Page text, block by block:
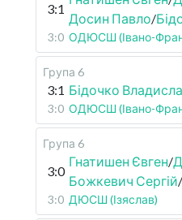
3:1
Досин Павло/
3:0 ОДЮСШ (Івано-
Група 6
3:1 Бідочко
3:0 ОДЮСШ (Івано-
Група 6
3:0
Гнатишен Євген/
Божкевич Сергій/
3:0 ДЮСШ (Ізяслав)